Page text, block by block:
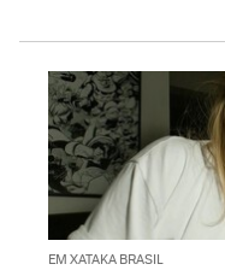
EM XATAKA BRASIL